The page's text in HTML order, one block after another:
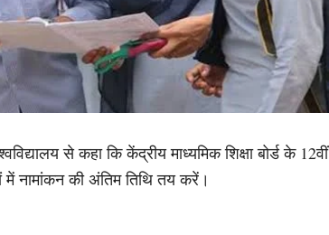
से कहा कि केंद्रीय माध्यमिक शिक्षा बोर्ड के 12वीं
नामांकन की अंतिम तिथि तय करें।